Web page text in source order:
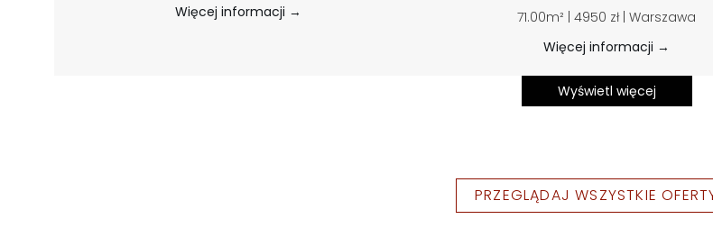
Więcej informacji →
71.00m² | 4950 zł | Warszawa
Więcej informacji →
Wyświetl więcej
PRZEGLĄDAJ WSZYSTKIE